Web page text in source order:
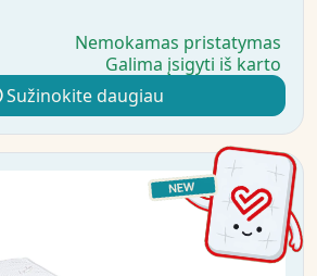
Nemokamas pristatymas
Galima įsigyti iš karto
Sužinokite daugiau